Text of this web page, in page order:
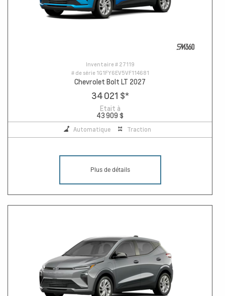
Inventaire # 27119
# de série 1G1FY6EV5VF114681
Chevrolet Bolt LT 2027
34 021 $*
Etait à
43 909 $
Automatique Traction
Plus de détails